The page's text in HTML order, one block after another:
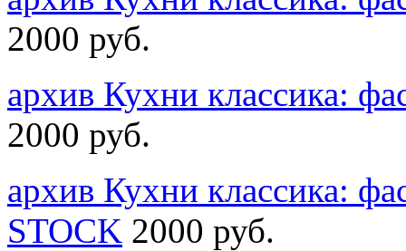
2000 руб.
архив Кухни классика:
2000 руб.
архив Кухни классика:
STOCK 2000 руб.